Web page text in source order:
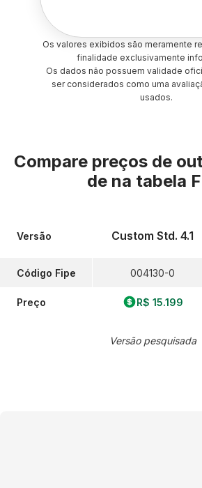
Os valores exibidos são meramente
finalidade exclusivamente
Os dados não possuem validade
ser considerados como uma
usados.
Compare preços de
de na tabela
Versão
Código Fipe
Preço
Custom Std. 4.1
004130-0
R$ 15.199
Versão pesquisada